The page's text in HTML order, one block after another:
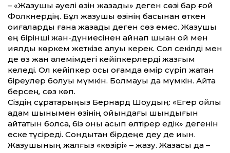
– «Жазушы әуелі өзін жазады» деген сөзі бар ғой
Фолкнердің. Бұл жазушы өзінің басы­нан өткен
оқиғаларды ғана жазады деген сөз емес. Жазушы
ең бірінші жан-дүниесінен қай­нап шыққан ой мен
қиялды көркем жет­кізе алуы керек. Сол секілді мен
де өз жан әле­мім­дегі кейіпкерлерді жазғым
келеді. Ол кейіпкер осы қоғамда өмір сүріп жатқан
біреу­лер болуы мүмкін. Болмауы да мүмкін. Айта
берсең, сөз көп.
Сіздің сұрақтарыңыз Бернард Шоудың: «Е­гер ойлы
адам шынымен өзінің ойындағы шын­ды­ғын
айтатын болса, біз оны асып өлті­рер едік» де­генін
еске түсіреді. Сондықтан бір­деңе деу де қиын.
Жазушының жалғыз «көзірі» – жазу. Жаза­сы да –